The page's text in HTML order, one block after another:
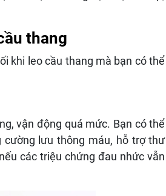
thang
khi leo cầu thang mà bạn có thể
vận động quá mức. Bạn có thể
lưu thông máu, hỗ trợ thư
các triệu chứng đau nhức vẫn